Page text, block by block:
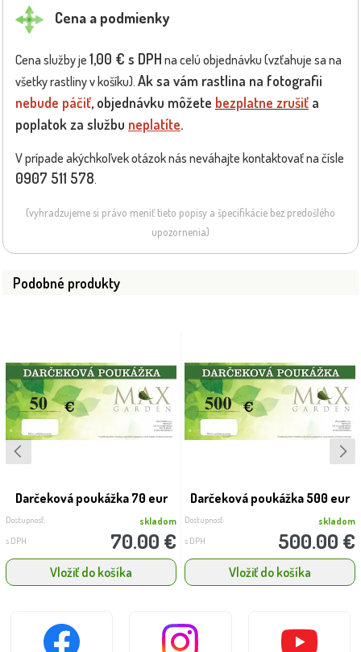
Cena a podmienky
Cena služby je 1,00 € s DPH na celú objednávku (vzťahuje sa na
všetky rastliny v košíku). Ak sa vám rastlina na fotografii
nebude páčiť, objednávku môžete bezplatne zrušiť a
poplatok za službu neplatíte.
V prípade akýchkoľvek otázok nás neváhajte kontaktovať na čísle
0907 511 578.
(vyhradzujeme si právo meniť tieto popisy a špecifikácie bez predošlého
upozornenia)
Podobné produkty
Darčeková poukážka 70 eur
Dostupnosť: skladom
s DPH 70.00 €
Vložiť do košíka
Darčeková poukážka 500 eur
Dostupnosť: skladom
s DPH 500.00 €
Vložiť do košíka